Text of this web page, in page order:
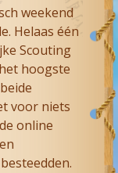
weekend
Helaas één
Scouting
hoogste
voor niets
online